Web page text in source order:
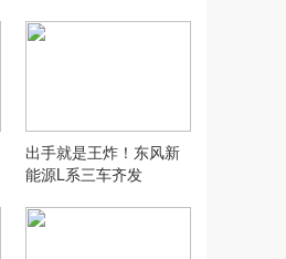
驾
出手就是王炸！东风新
能源L系三车齐发